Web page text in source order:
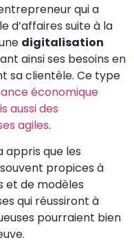
qui a
d’affaires suite à la
digitalisation
ainsi ses besoins en
sa clientèle. Ce type
économique
aussi des
agiles.
appris que les
propices à
et de modèles
qui réussiront à
pourraient bien